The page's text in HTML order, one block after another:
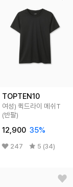
TOPTEN10
여성) 퀵드라이 메쉬T
(반팔)
12,900 35%
247 5 (34)